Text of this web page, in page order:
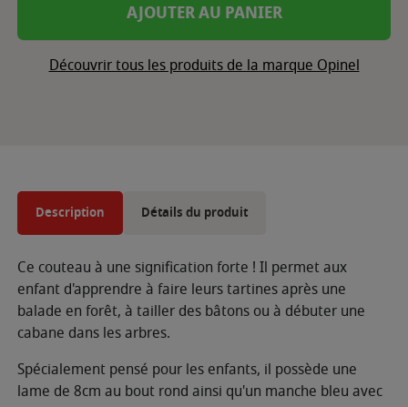
AJOUTER AU PANIER
Découvrir tous les produits de la marque Opinel
Description Détails du produit
Ce couteau à une signification forte ! Il permet aux
enfant d'apprendre à faire leurs tartines après une
balade en forêt, à tailler des bâtons ou à débuter une
cabane dans les arbres.
Spécialement pensé pour les enfants, il possède une
lame de 8cm au bout rond ainsi qu'un manche bleu avec